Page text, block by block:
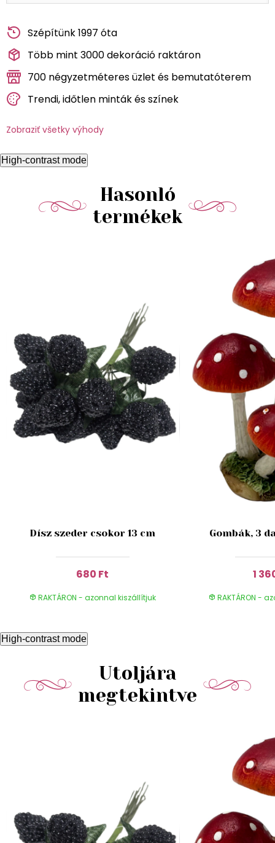
Szépítünk 1997 óta
Több mint 3000 dekoráció raktáron
700 négyzetméteres üzlet és bemutatóterem
Trendi, időtlen minták és színek
Zobraziť všetky výhody
High-contrast mode
Hasonló
termékek
Dísz szeder csokor 13 cm
680 Ft
RAKTÁRON - azonnal kiszállítjuk
Gombák, 3
1
RAKTÁRON -
High-contrast mode
Utoljára
megtekintve